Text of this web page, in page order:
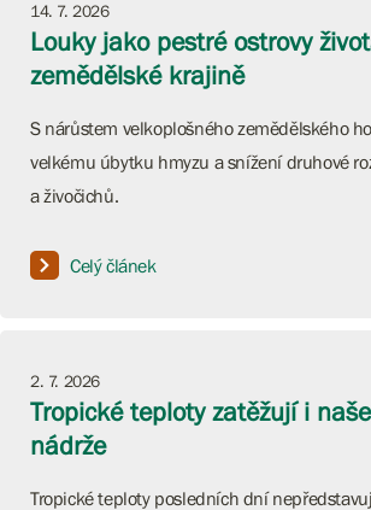
14. 7. 2026
Louky jako pestré ostrovy
zemědělské krajině
S nárůstem velkoplošného zemědělského
velkému úbytku hmyzu a snížení druhové
a živočichů.
Celý článek
2. 7. 2026
Tropické teploty zatěžují i
nádrže
Tropické teploty posledních dní